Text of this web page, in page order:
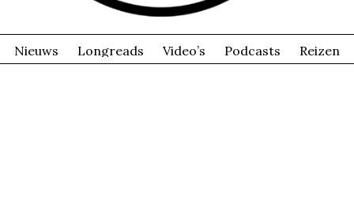
Nieuws Longreads Video’s Podcasts Reizen